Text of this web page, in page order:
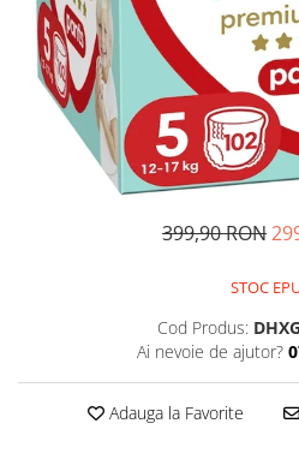
Librarie online
Fictiune
Manuale si auxiliare scolare
Birotica & Papetarie
Cadite bebe si accesorii baie
Olite si reductoare WC
399,90 RON
STOC
Cod Produs:
Ai nevoie de ajutor?
Adauga la Favorite